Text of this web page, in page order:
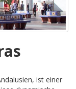
ist einer